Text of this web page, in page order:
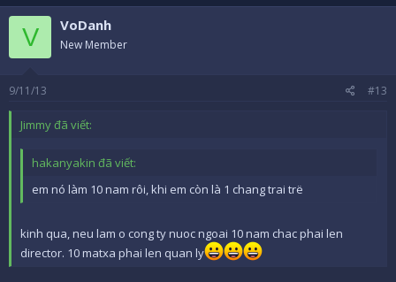
V VoDanh
New Member
9/11/13 #13
Jimmy đã viết:
hakanyakin đã viết:
em nó làm 10 nam rôi, khi em còn là 1 chang trai trë
kinh qua, neu lam o cong ty nuoc ngoai 10 nam chac phai len
director. 10 matxa phai len quan ly